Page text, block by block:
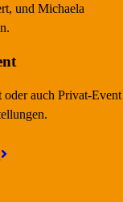
und Michaela
auch Privat-Event